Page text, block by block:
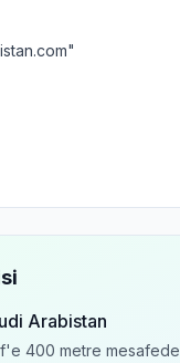
Arabistan
400 metre mesafede